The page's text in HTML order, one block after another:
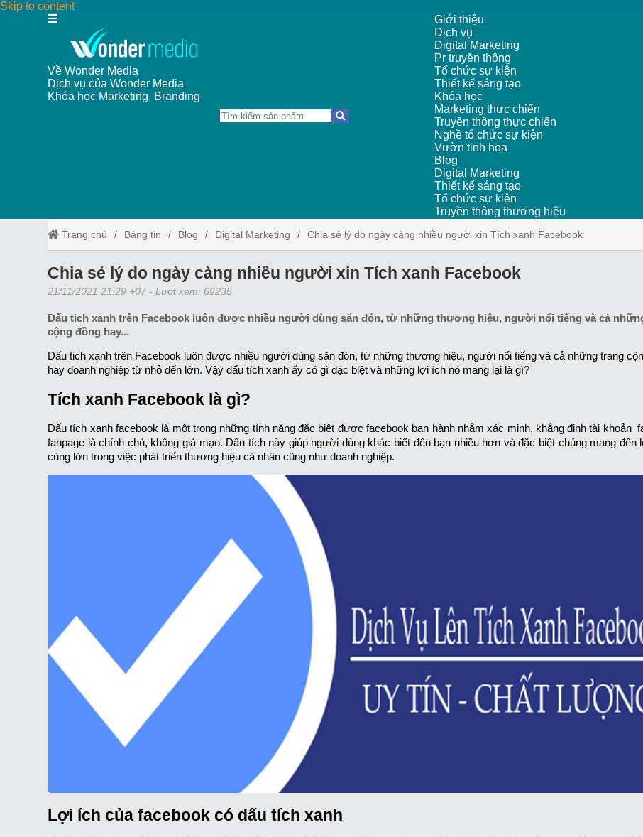
Skip to content
Về Wonder Media
Dịch vụ của Wonder Media
Khóa học Marketing, Branding
Giới thiệu
Dịch vụ
Digital Marketing
Pr truyền thông
Tổ chức sự kiện
Thiết kế sáng tạo
Khóa học
Marketing thực chiến
Truyền thông thực chiến
Nghề tổ chức sự kiện
Vườn tinh hoa
Blog
Digital Marketing
Thiết kế sáng tạo
Tổ chức sự kiện
Truyền thông thương hiệu
Trang chủ Bảng tin Blog Digital Marketing Chia sẻ lý do ngày càng nhiều người xin Tích xanh Facebook
Chia sẻ lý do ngày càng nhiều người xin Tích xanh Facebook
21/11/2021 21:29 +07 - Lượt xem: 69235
Dấu tich xanh trên Facebook luôn được nhiều người dùng săn đón, từ những thương hiệu, người nổi tiếng và cả
cộng đồng hay...
Dấu tich xanh trên Facebook luôn được nhiều người dùng săn đón, từ những thương hiệu, người nổi tiếng và cả những trang
hay doanh nghiệp từ nhỏ đến lớn. Vậy dấu tích xanh ấy có gì đặc biệt và những lợi ích nó mang lại là gì?
Tích xanh Facebook là gì?
Dấu tích xanh facebook là một trong những tính năng đặc biệt được facebook ban hành nhằm xác minh, khẳng định tài khoản
fanpage là chính chủ, không giả mạo. Dấu tích này giúp người dùng khác biết đến bạn nhiều hơn và đặc biệt chúng mang đến
cùng lớn trong việc phát triển thương hiệu cá nhân cũng như doanh nghiệp.
Lợi ích của facebook có dấu tích xanh